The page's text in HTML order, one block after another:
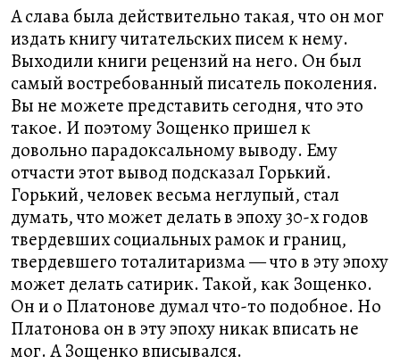
А слава была действительно такая, что он мог
издать книгу читательских писем к нему.
Выходили книги рецензий на него. Он был
самый востребованный писатель поколения.
Вы не можете представить сегодня, что это
такое. И поэтому Зощенко пришел к
довольно парадоксальному выводу. Ему
отчасти этот вывод подсказал Горький.
Горький, человек весьма неглупый, стал
думать, что может делать в эпоху 30-х годов
твердевших социальных рамок и границ,
твердевшего тоталитаризма — что в эту эпоху
может делать сатирик. Такой, как Зощенко.
Он и о Платонове думал что-то подобное. Но
Платонова он в эту эпоху никак вписать не
мог. А Зощенко вписывался.